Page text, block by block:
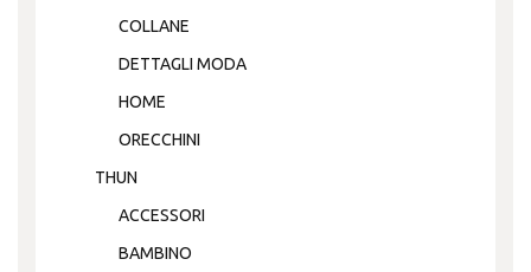
COLLANE
DETTAGLI MODA
HOME
ORECCHINI
THUN
ACCESSORI
BAMBINO